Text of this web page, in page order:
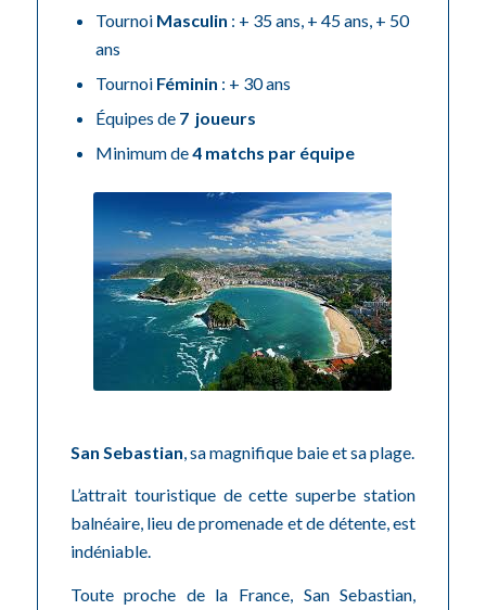
Tournoi Masculin : + 35 ans, + 45 ans, + 50
ans
Tournoi Féminin : + 30 ans
Équipes de 7 joueurs
Minimum de4 matchs par équipe
San Sebastian , sa magnifique baie et sa plage.
L’attrait touristique de cette superbe station
balnéaire, lieu de promenade et de détente, est
indéniable.
Toute proche de la France, San Sebastian,